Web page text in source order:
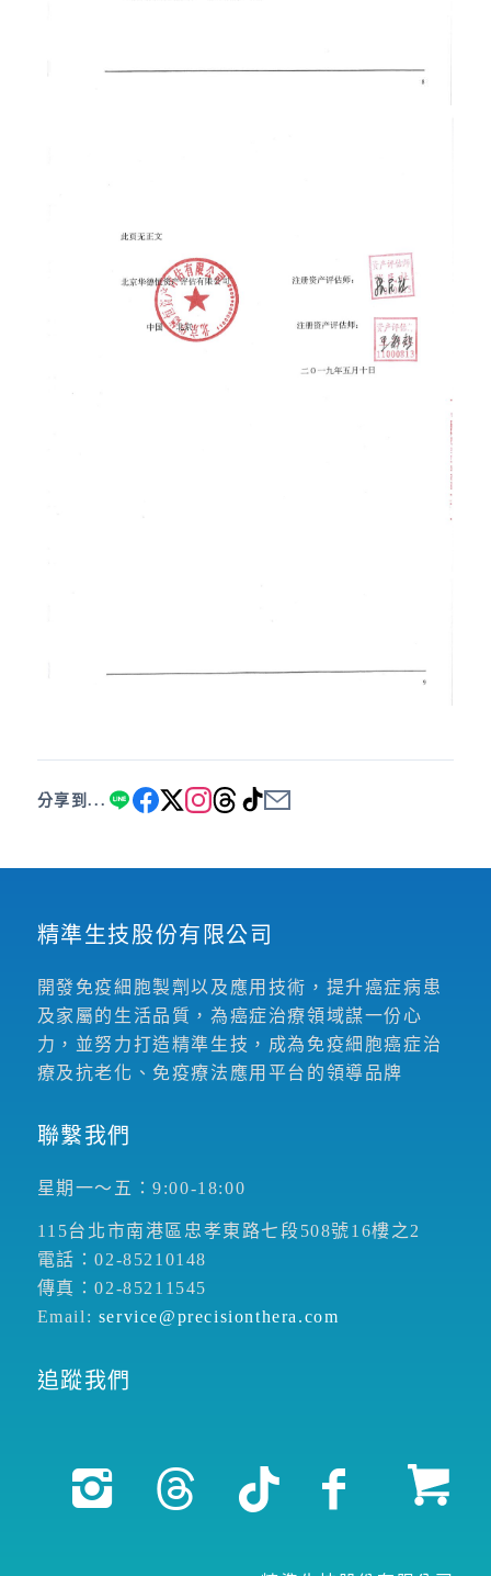
分享到...
精準生技股份有限公司
開發免疫細胞製劑以及應用技術，提升癌症病患
及家屬的生活品質，為癌症治療領域謀一份心
力，並努力打造精準生技，成為免疫細胞癌症治
療及抗老化、免疫療法應用平台的領導品牌
聯繫我們
星期一～五：9:00-18:00
115台北市南港區忠孝東路七段508號16樓之2
電話：02-85210148
傳真：02-85211545
Email: service@precisionthera.com
追蹤我們